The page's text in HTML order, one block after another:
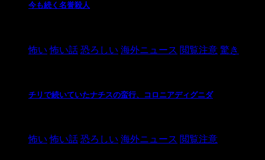
今も続く名誉殺人
怖い 怖い話 恐ろしい 海外ニュース 閲覧注意 驚き
チリで続いていたナチスの蛮行、コロニアディグニダ
怖い 怖い話 恐ろしい 海外ニュース 閲覧注意